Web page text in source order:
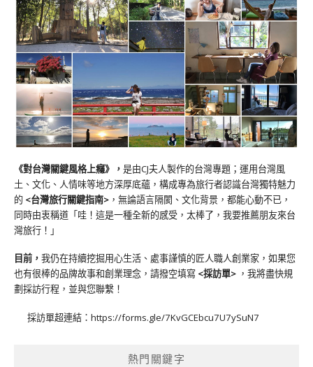
《對台灣關鍵風格上癮》 ， 是由CJ夫人製作的台灣專題；運用台灣風
土、文化、人情味等地方深厚底蘊，構成專為旅行者認識台灣獨特魅力
的 <台灣旅行關鍵指南> ，無論語言隔閡、文化背景，都能心動不已，
同時由衷稱道「哇！這是一種全新的感受，太棒了，我要推薦朋友來台
灣旅行！」
目前， 我仍在持續挖掘用心生活、處事謹慎的匠人職人創業家，如果您
也有很棒的品牌故事和創業理念，請撥空填寫 <採訪單> ，我將盡快規
劃採訪行程，並與您聯繫！
採訪單超連結： https://forms.gle/7KvGCEbcu7U7ySuN7
熱門關鍵字